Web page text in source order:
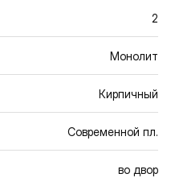
2
Монолит
Кирпичный
Современной пл.
во двор